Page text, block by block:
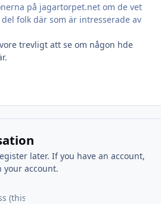
på jagartorpet.net om de vet
folk där som är intresserade av
trevligt att se om någon hde
later. If you have an account,
account.